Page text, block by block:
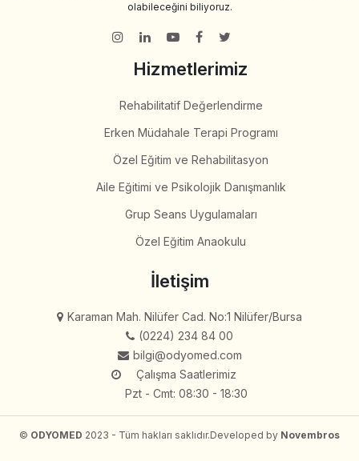
olabileceğini biliyoruz.
Hizmetlerimiz
Rehabilitatif Değerlendirme
Erken Müdahale Terapi Programı
Özel Eğitim ve Rehabilitasyon
Aile Eğitimi ve Psikolojik Danışmanlık
Grup Seans Uygulamaları
Özel Eğitim Anaokulu
İletişim
Karaman Mah. Nilüfer Cad. No:1 Nilüfer/Bursa
(0224) 234 84 00
bilgi@odyomed.com
Çalışma Saatlerimiz
Pzt - Cmt: 08:30 - 18:30
© ODYOMED 2023 - Tüm hakları saklıdır.Developed by Novembros